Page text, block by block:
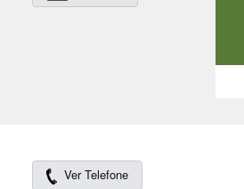
Ver Telefone